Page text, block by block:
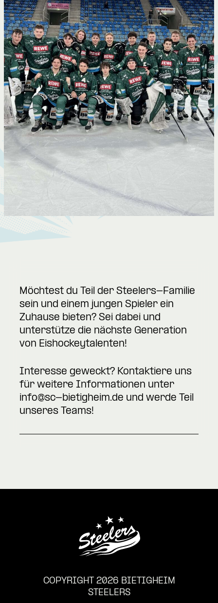
Möchtest du Teil der Steelers-Familie
sein und einem jungen Spieler ein
Zuhause bieten? Sei dabei und
unterstütze die nächste Generation
von Eishockeytalenten!
Interesse geweckt? Kontaktiere uns
für weitere Informationen unter
info@sc-bietigheim.de und werde Teil
unseres Teams!
COPYRIGHT 2026 BIETIGHEIM
STEELERS